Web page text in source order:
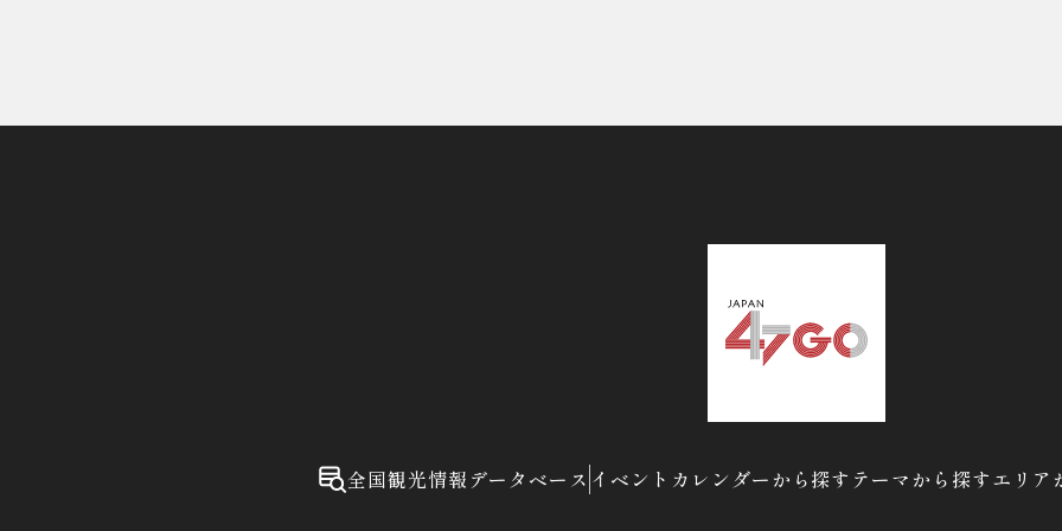
全国観光情報データベース イベントカレンダーから探す テーマから探すエリア